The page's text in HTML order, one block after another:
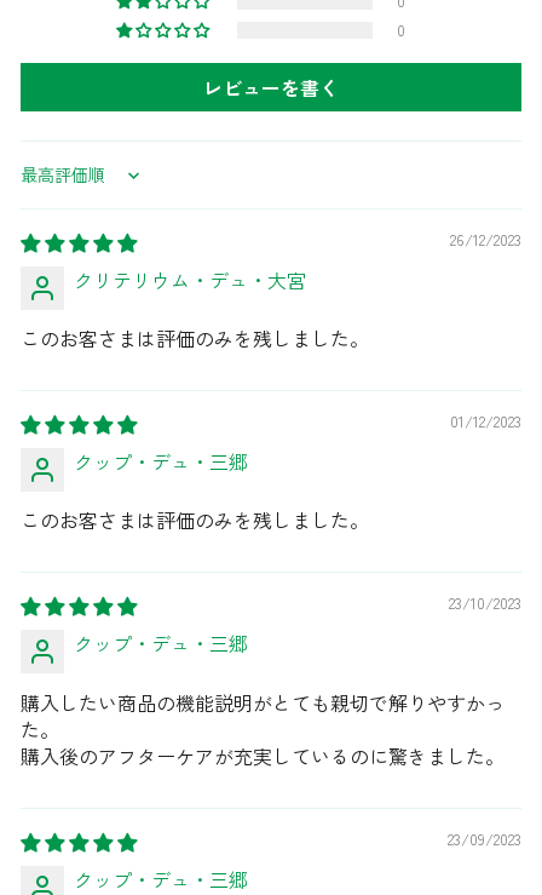
0
レビューを書く
Sort by
26/12/2023
クリテリウム・デュ・大宮
このお客さまは評価のみを残しました。
01/12/2023
クップ・デュ・三郷
このお客さまは評価のみを残しました。
23/10/2023
クップ・デュ・三郷
購入したい商品の機能説明がとても親切で解りやすかっ
た。
購入後のアフターケアが充実しているのに驚きました。
23/09/2023
クップ・デュ・三郷